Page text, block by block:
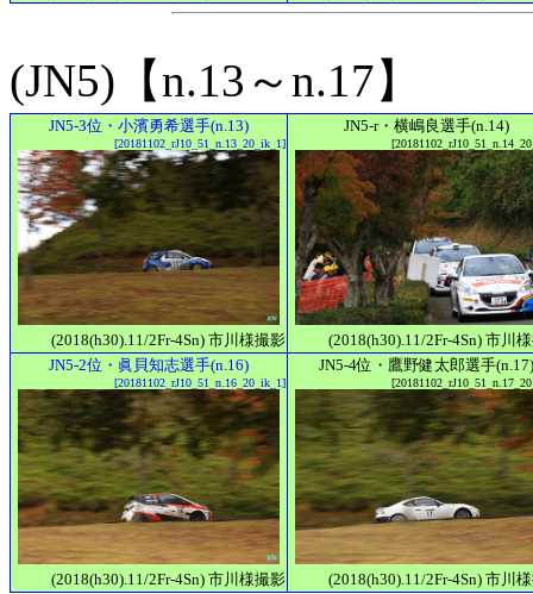
(JN5)【n.13～n.17】
JN5-3位・小濱勇希選手(n.13)
[20181102_rJ10_51_n.13_20_ik_1]
(2018(h30).11/2Fr-4Sn) 市川様撮影
JN5-r・横嶋良選手(n.14)
(2018(h30).11/2Fr-4Sn) 市川
JN5-2位・眞貝知志選手(n.16)
[20181102_rJ10_51_n.16_20_ik_1]
(2018(h30).11/2Fr-4Sn) 市川様撮影
JN5-4位・鷹野健太郎選手(n.17)
(2018(h30).11/2Fr-4Sn) 市川